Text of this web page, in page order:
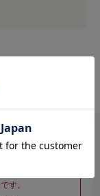
専用ページです※
す。